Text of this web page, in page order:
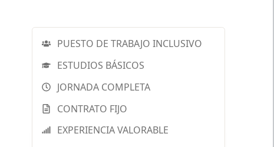
PUESTO DE TRABAJO INCLUSIVO
ESTUDIOS BÁSICOS
JORNADA COMPLETA
CONTRATO FIJO
EXPERIENCIA VALORABLE